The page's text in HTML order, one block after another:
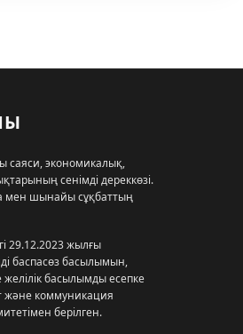
саяси, экономикалық,
сенімді дереккөзі.
мен шынайы сұқбаттың
29.12.2023 жылғы
баспасөз басылымын,
желілік басылымды есепке
және коммуникация
берілген.